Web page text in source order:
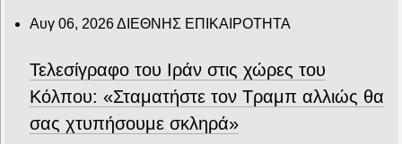
Αυγ 06, 2026ΔΙΕΘΝΗΣ ΕΠΙΚΑΙΡΟΤΗΤΑ
Τελεσίγραφο του Ιράν στις χώρες του
Κόλπου: «Σταματήστε τον Τραμπ αλλιώς θα
σας χτυπήσουμε σκληρά»